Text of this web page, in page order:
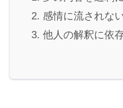
感情に流されな
他人の解釈に依